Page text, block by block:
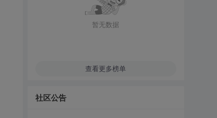
暂无数据
查看更多榜单
社区公告